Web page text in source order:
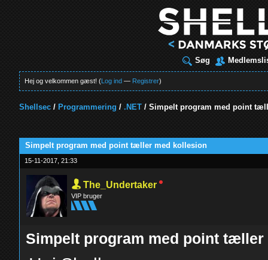
Søg
Hej og velkommen gæst! (Log ind — Registrer)
Shellsec / Programmering /.NET /Simpelt program med point
Simpelt program med point tæller med kollesion
15-11-2017, 21:33
The_Undertaker
VIP bruger
Simpelt program med point